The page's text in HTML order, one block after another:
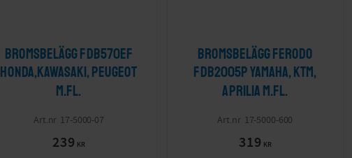
Bromsbelägg FDB570EF
Honda,Kawasaki, Peugeot
m.fl.
17-5000-07
239 KR
Bromsbelägg Ferodo
FDB2005P Yamaha, KTM,
Aprilia m.fl.
17-5000-600
319 KR